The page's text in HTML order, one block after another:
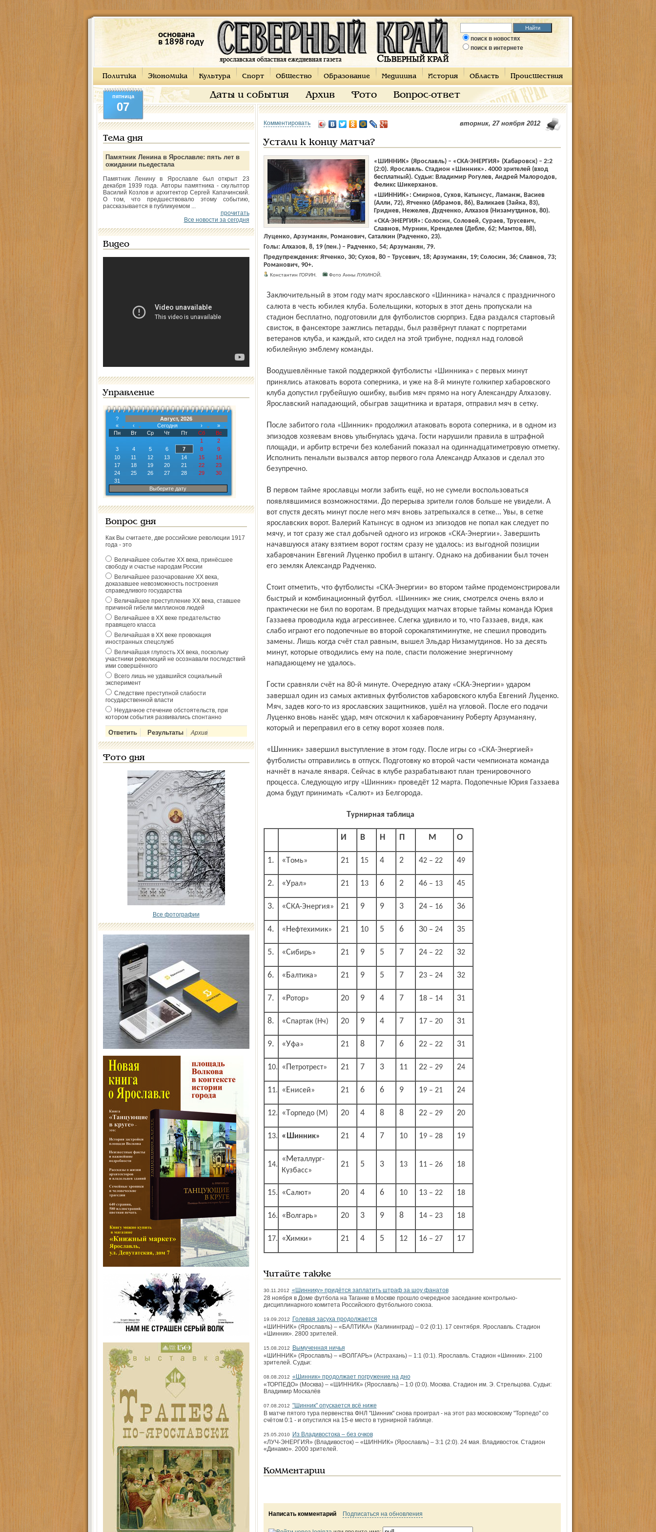
основана
в 1898 году
поиск в новостях
поиск в интернете
Политика Экономика Культура Спорт Общество Образование Медицина История Область Происшествия
Даты и события Архив Фото Вопрос-ответ
пятница
07
Тема дня
Памятник Ленина в Ярославле: пять лет в
ожидании пьедестала
Памятник Ленину в Ярославле был открыт 23
декабря 1939 года. Авторы памятника - скульптор
Василий Козлов и архитектор Сергей Капачинский.
О том, что предшествовало этому событию,
рассказывается в публикуемом ...
прочитать
Все новости за сегодня
Видео
Управление
?
Август, 2026
«
‹ Сегодня ›
»
Пн
Вт Ср Чт Пт Сб
Вс
1
2
3
4 5 6 7 8
9
10
11 12 13 14 15
16
17
18 19 20 21 22
23
24
25 26 27 28 29
30
31
Выберите дату
Вопрос дня
Как Вы считаете, две российские революции 1917
года - это
Величайшее событие ХХ века, принёсшее
свободу и счастье народам России
Величайшее разочарование ХХ века,
доказавшее невозможность построения
справедливого государства
Величайшее преступление ХХ века, ставшее
причиной гибели миллионов людей
Величайшее в ХХ веке предательство
правящего класса
Величайшая в ХХ веке провокация
иностранных спецслужб
Величайшая глупость ХХ века, поскольку
участники революций не осознавали последствий
ими совершённого
Всего лишь не удавшийся социальный
эксперимент
Следствие преступной слабости
государственной власти
Неудачное стечение обстоятельств, при
котором события развивались спонтанно
Архив
Фото дня
Все фотографии
Комментировать вторник, 27 ноября 2012
Устали к концу матча?
«ШИННИК» (Ярославль) – «СКА-ЭНЕРГИЯ» (Хабаровск) – 2:2
(2:0). Ярославль. Стадион «Шинник». 4000 зрителей (вход
бесплатный). Судьи: Владимир Рогулев, Андрей Малородов,
Феликс Шикерханов.
«ШИННИК»: Смирнов, Сухов, Катынсус, Ламанж, Васиев
(Алли, 72), Ятченко (Абрамов, 86), Валикаев (Зайка, 83),
Гриднев, Нежелев, Дудченко, Алхазов (Низамутдинов, 80).
«СКА-ЭНЕРГИЯ»: Солосин, Соловей, Сураев, Трусевич,
Славнов, Мурнин, Кренделев (Дебле, 62; Мамтов, 88),
Луценко, Арзуманян, Романович, Саталкин (Радченко, 23).
Голы: Алхазов, 8, 19 (пен.) – Радченко, 54; Арзуманян, 79.
Предупреждения: Ятченко, 30; Сухов, 80 – Трусевич, 18; Арзуманян, 19; Солосин, 36; Славнов, 73;
Романович, 90+.
Константин ГОРИН. Фото Анны ЛУКИНОЙ.
Заключительный в этом году матч ярославского «Шинника» начался с праздничного
салюта в честь юбилея клуба. Болельщики, которых в этот день пропускали на
стадион бесплатно, подготовили для футболистов сюрприз. Едва раздался стартовый
свисток, в фансекторе зажглись петарды, был развёрнут плакат с портретами
ветеранов клуба, и каждый, кто сидел на этой трибуне, поднял над головой
юбилейную эмблему команды.
Воодушевлённые такой поддержкой футболисты «Шинника» с первых минут
принялись атаковать ворота соперника, и уже на 8-й минуте голкипер хабаровского
клуба допустил грубейшую ошибку, выбив мяч прямо на ногу Александру Алхазову.
Ярославский нападающий, обыграв защитника и вратаря, отправил мяч в сетку.
После забитого гола «Шинник» продолжил атаковать ворота соперника, и в одном из
эпизодов хозяевам вновь улыбнулась удача. Гости нарушили правила в штрафной
площади, и арбитр встречи без колебаний показал на одиннадцатиметровую отметку.
Исполнить пенальти вызвался автор первого гола Александр Алхазов и сделал это
безупречно.
В первом тайме ярославцы могли забить ещё, но не сумели воспользоваться
появлявшимися возможностями. До перерыва зрители голов больше не увидели. А
вот спустя десять минут после него мяч вновь затрепыхался в сетке... Увы, в сетке
ярославских ворот. Валерий Катынсус в одном из эпизодов не попал как следует по
мячу, и тот сразу же стал добычей одного из игроков «СКА-Энергии». Завершить
начавшуюся атаку взятием ворот гостям сразу не удалось: из выгодной позиции
хабаровчанин Евгений Луценко пробил в штангу. Однако на добивании был точен
его земляк Александр Радченко.
Стоит отметить, что футболисты «СКА-Энергии» во втором тайме продемонстрировали
быстрый и комбинационный футбол. «Шинник» же сник, смотрелся очень вяло и
практически не бил по воротам. В предыдущих матчах вторые таймы команда Юрия
Газзаева проводила куда агрессивнее. Слегка удивило и то, что Газзаев, видя, как
слабо играют его подопечные во второй сорокапятиминутке, не спешил проводить
замены. Лишь когда счёт стал равным, вышел Эльдар Низамутдинов. Но за десять
минут, которые отводились ему на поле, спасти положение энергичному
нападающему не удалось.
Гости сравняли счёт на 80-й минуте. Очередную атаку «СКА-Энергии» ударом
завершал один из самых активных футболистов хабаровского клуба Евгений Луценко.
Мяч, задев кого-то из ярославских защитников, ушёл на угловой. После его подачи
Луценко вновь нанёс удар, мяч отскочил к хабаровчанину Роберту Арзуманяну,
который и переправил его в сетку ворот хозяев поля.
«Шинник» завершил выступление в этом году. После игры со «СКА-Энергией»
футболисты отправились в отпуск. Подготовку ко второй части чемпионата команда
начнёт в начале января. Сейчас в клубе разрабатывают план тренировочного
процесса. Следующую игру «Шинник» проведёт 12 марта. Подопечные Юрия Газзаева
дома будут принимать «Салют» из Белгорода.
Турнирная таблица
И В Н П М О
1. «Томь» 21 15 4 2 42 – 22 49
2. «Урал» 21 13 6 2 46 – 13 45
3. «СКА-Энергия» 21 9 9 3 24 – 16 36
4. «Нефтехимик» 21 10 5 6 30 – 24 35
5. «Сибирь» 21 9 5 7 24 – 22 32
6. «Балтика» 21 9 5 7 23 – 24 32
7. «Ротор» 20 9 4 7 18 – 14 31
8. «Спартак (Нч) 20 9 4 7 17 – 20 31
9. «Уфа» 21 8 7 6 22 – 22 31
10. «Петротрест» 21 7 3 11 22 – 29 24
11. «Енисей» 21 6 6 9 19 – 21 24
12. «Торпедо (М) 20 4 8 8 22 – 29 20
13. «Шинник» 21 4 7 10 19 – 28 19
14.
«Металлург-
Кузбасс»
21 5 3 13 11 – 26 18
15. «Салют» 20 4 6 10 13 – 22 18
16. «Волгарь» 20 3 9 8 14 – 23 18
17. «Химки» 21 4 5 12 16 – 27 17
Читайте также
30.11.2012 «Шиннику» придётся заплатить штраф за шоу фанатов
28 ноября в Доме футбола на Таганке в Москве прошло очередное заседание контрольно-
дисциплинарного комитета Российского футбольного союза.
19.09.2012
Голевая засуха продолжается
«ШИННИК» (Ярославль) – «БАЛТИКА» (Калининград) – 0:2 (0:1). 17 сентября. Ярославль. Стадион
«Шинник». 2800 зрителей.
15.08.2012
Вымученная ничья
«ШИННИК» (Ярославль) – «ВОЛГАРЬ» (Астрахань) – 1:1 (0:1). Ярославль. Стадион «Шинник». 2100
зрителей. Судьи:
08.08.2012 «Шинник» продолжает погружение на дно
«ТОРПЕДО» (Москва) – «ШИННИК» (Ярославль) – 1:0 (0:0). Москва. Стадион им. Э. Стрельцова. Судьи:
Владимир Москалёв
07.08.2012 "Шинник" опускается всё ниже
В матче пятого тура первенства ФНЛ "Шинник" снова проиграл - на этот раз московскому "Торпедо" со
счётом 0:1 - и опустился на 15-е место в турнирной таблице.
25.05.2010
Из Владивостока – без очков
«ЛУЧ-ЭНЕРГИЯ» (Владивосток) – «ШИННИК» (Ярославль) – 3:1 (2:0). 24 мая. Владивосток. Стадион
«Динамо». 2000 зрителей.
Комментарии
Написать комментарий Подписаться на обновления